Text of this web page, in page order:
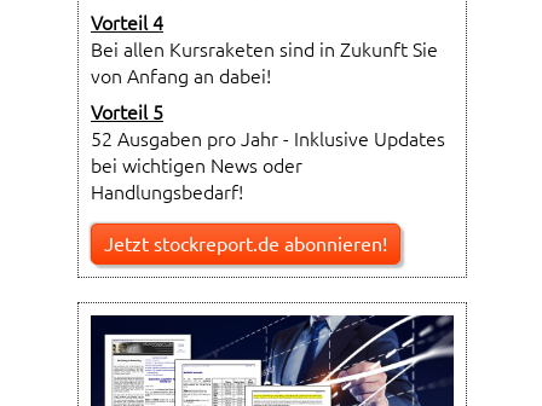
Vorteil 4
Bei allen Kursraketen sind in Zukunft Sie
von Anfang an dabei!
Vorteil 5
52 Ausgaben pro Jahr - Inklusive Updates
bei wichtigen News oder
Handlungsbedarf!
Jetzt stockreport.de abonnieren!